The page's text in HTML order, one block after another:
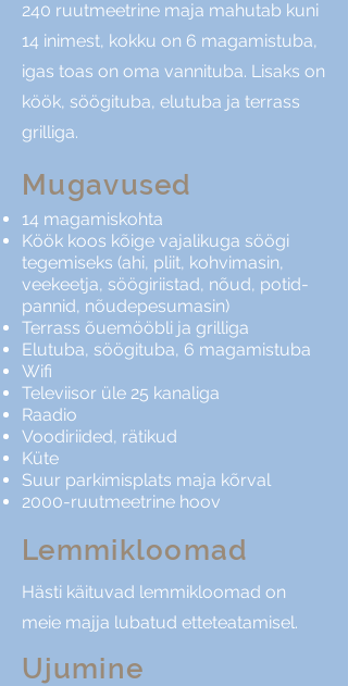
240 ruutmeetrine maja mahutab kuni
14 inimest, kokku on 6 magamistuba,
igas toas on oma vannituba. Lisaks on
köök, söögituba, elutuba ja terrass
grilliga.
Mugavused
14 magamiskohta
Köök koos kõige vajalikuga söögi
tegemiseks (ahi, pliit, kohvimasin,
veekeetja, söögiriistad, nõud, potid-
pannid, nõudepesumasin)
Terrass õuemööbli ja grilliga
Elutuba, söögituba, 6 magamistuba
Wifi
Televiisor üle 25 kanaliga
Raadio
Voodiriided, rätikud
Küte
Suur parkimisplats maja kõrval
2000-ruutmeetrine hoov
Lemmikloomad
Hästi käituvad lemmikloomad on
meie majja lubatud etteteatamisel.
Ujumine